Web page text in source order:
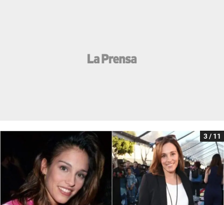
3 / 11